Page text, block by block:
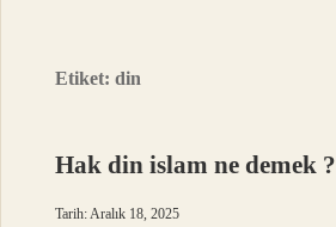
Etiket:din
Hak din islam ne demek ?
Tarih: Aralık 18, 2025